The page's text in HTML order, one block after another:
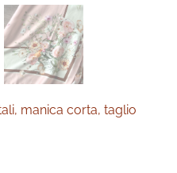
manica corta, taglio